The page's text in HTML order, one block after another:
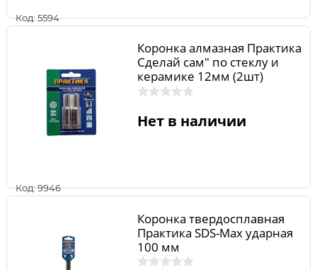
Код: 5594
Код: 9946
Коронка алмазная Практика
Сделай сам" по стеклу и
керамике 12мм (2шт)
Нет в наличии
Коронка твердосплавная
Практика SDS-Max ударная
100 мм